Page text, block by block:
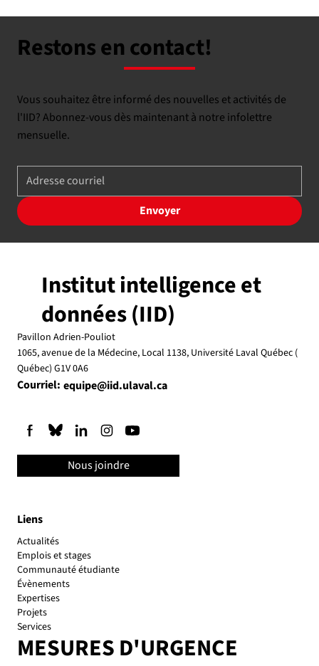
Restons en contact!
Vous souhaitez être informé des nouvelles et activités de
l'IID? Abonnez-vous dès maintenant à notre infolettre
mensuelle.
Envoyer
Liens
Actualités
Emplois et stages
Communauté étudiante
Évènements
Expertises
Projets
Services
MESURES D'URGENCE
Institut intelligence et
données (IID)
Pavillon Adrien-Pouliot
1065, avenue de la Médecine, Local 1138, Université Laval Québec (
Québec) G1V 0A6
Courriel: equipe@iid.ulaval.ca
Nous joindre